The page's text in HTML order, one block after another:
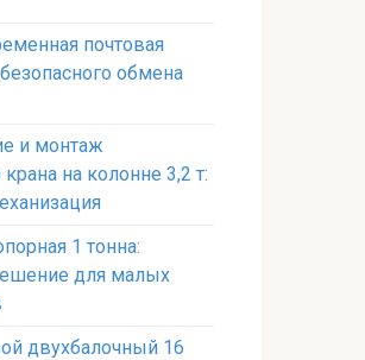
почтовая
обмена
и монтаж
на колонне 3,2 т:
1 тонна:
для малых
двухбалочный 16